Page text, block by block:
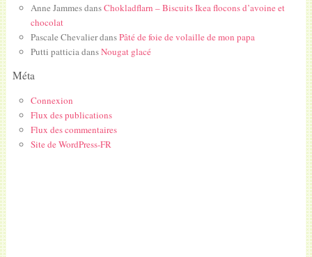
Anne JammesdansChokladflarn – Biscuits Ikea flocons d’avoine et
chocolat
Pascale ChevalierdansPâté de foie de volaille de mon papa
Putti patticia dansNougat glacé
Méta
Connexion
Flux des publications
Flux des commentaires
Site de WordPress-FR